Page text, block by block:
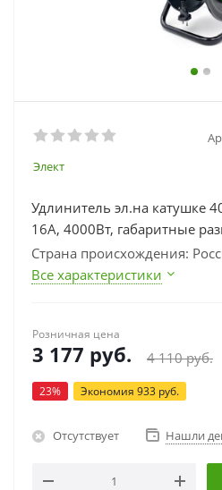
Элект
Удлинитель эл.на катушке
16А, 4000Вт, габаритные
Страна происхождения:
Все характеристики
Розничная цена
3 177 руб. 4 110руб.
23% Экономия 933 руб.
Отсутствует Нашли